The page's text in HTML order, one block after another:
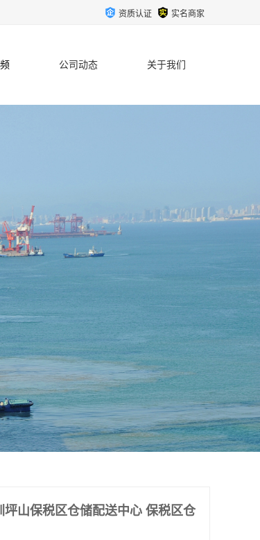
资质认证 实名商家
公司动态 关于我们
山保税区仓储配送中心 保税区仓